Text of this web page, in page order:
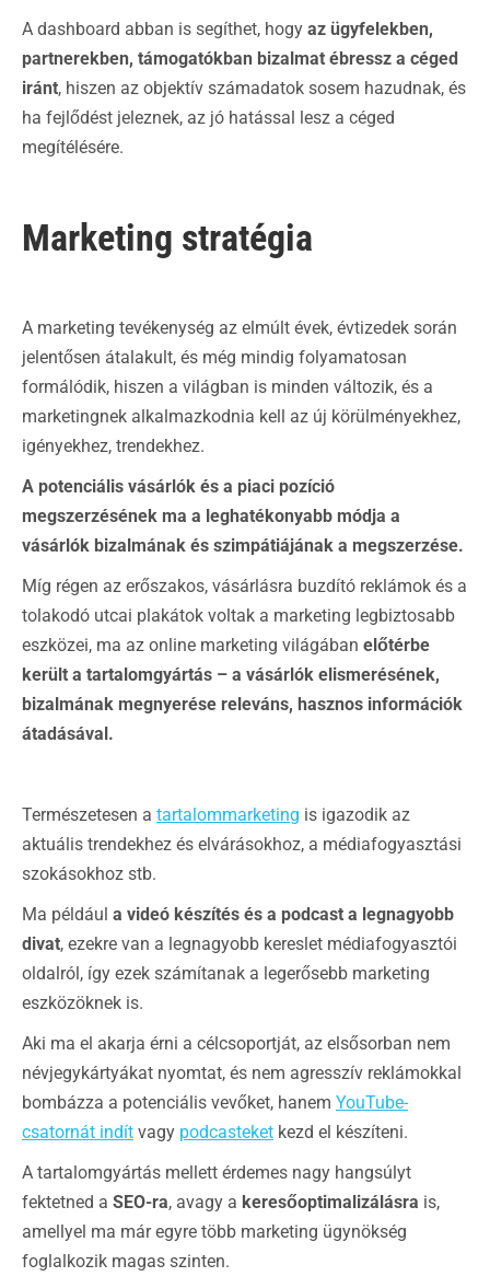
A dashboard abban is segíthet, hogy az ügyfelekben,
partnerekben, támogatókban bizalmat ébressz a céged
iránt, hiszen az objektív számadatok sosem hazudnak, és
ha fejlődést jeleznek, az jó hatással lesz a céged
megítélésére.
Marketing stratégia
A marketing tevékenység az elmúlt évek, évtizedek során
jelentősen átalakult, és még mindig folyamatosan
formálódik, hiszen a világban is minden változik, és a
marketingnek alkalmazkodnia kell az új körülményekhez,
igényekhez, trendekhez.
A potenciális vásárlók és a piaci pozíció
megszerzésének ma a leghatékonyabb módja a
vásárlók bizalmának és szimpátiájának a megszerzése.
Míg régen az erőszakos, vásárlásra buzdító reklámok és a
tolakodó utcai plakátok voltak a marketing legbiztosabb
eszközei, ma az online marketing világában előtérbe
került a tartalomgyártás – a vásárlók elismerésének,
bizalmának megnyerése releváns, hasznos információk
átadásával.
Természetesen a tartalommarketing is igazodik az
aktuális trendekhez és elvárásokhoz, a médiafogyasztási
szokásokhoz stb.
Ma például a videó készítés és a podcast a legnagyobb
divat, ezekre van a legnagyobb kereslet médiafogyasztói
oldalról, így ezek számítanak a legerősebb marketing
eszközöknek is.
Aki ma el akarja érni a célcsoportját, az elsősorban nem
névjegykártyákat nyomtat, és nem agresszív reklámokkal
bombázza a potenciális vevőket, hanem YouTube-
csatornát indít vagy podcasteket kezd el készíteni.
A tartalomgyártás mellett érdemes nagy hangsúlyt
fektetned a SEO-ra, avagy a keresőoptimalizálásra is,
amellyel ma már egyre több marketing ügynökség
foglalkozik magas szinten.